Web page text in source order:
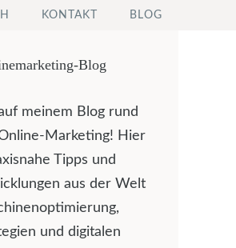
KONTAKT BLOG
Blog
meinem Blog rund
Marketing! Hier
Tipps und
aus der Welt
und digitalen